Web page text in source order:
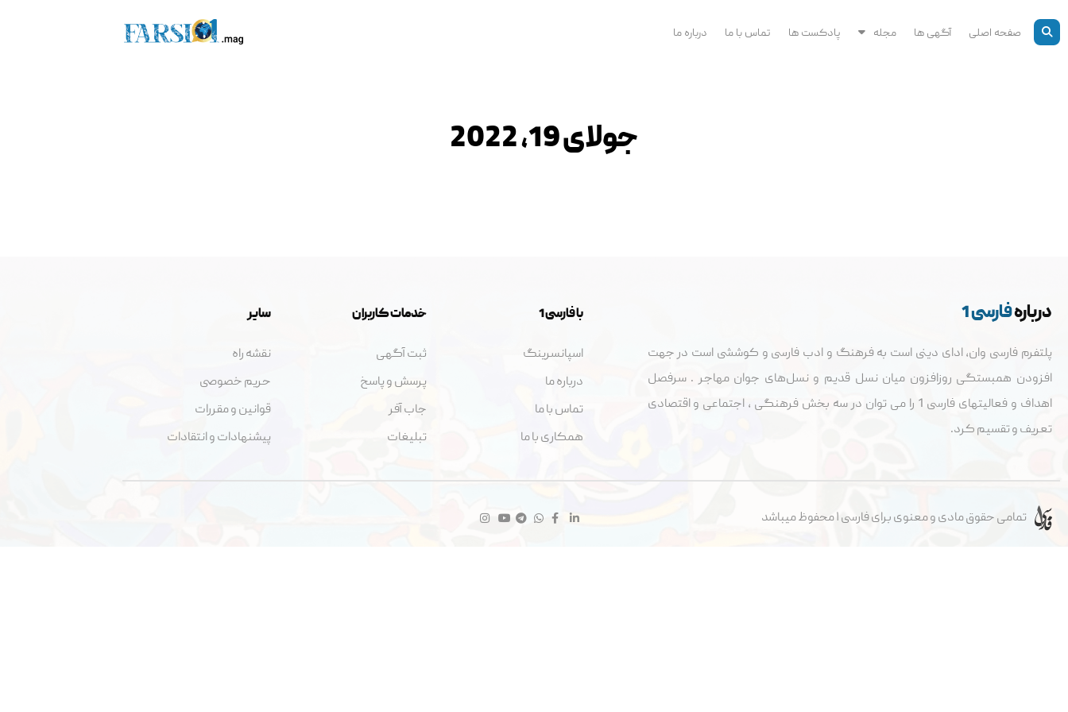
به
محتوا
صفحه اصلی آگهی ها مجله پادکست ها تماس با ما درباره ما
جولای 19, 2022
دربارهفارسی 1
پلتفرم فارسی وان، ادای دینی است به فرهنگ و ادب فارسی و کوششی است در جهت
افزودن همبستگی روزافزون میان نسل قدیم و نسل‌های جوان مهاجر . سرفصل
اهداف و فعالیتهای فارسی 1 را می توان در سه بخش فرهنگی ، اجتماعی و اقتصادی
تعریف و تقسيم کرد.
با فارسی 1
اسپانسرینگ
درباره ما
تماس با ما
همکاری با ما
خدمات کاربران
ثبت آگهی
پرسش و پاسخ
جاب آفر
تبلیغات
سایر
نقشه راه
حریم خصوصی
قوانین و مقررات
پیشنهادات و انتقادات
تمامی حقوق مادی و معنوی برای فارسی ۱ محفوظ میباشد